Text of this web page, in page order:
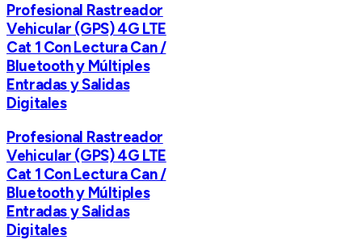
Profesional Rastreador
Vehicular (GPS) 4G LTE
Cat 1 Con Lectura Can /
Bluetooth y Múltiples
Entradas y Salidas
Digitales
Profesional Rastreador
Vehicular (GPS) 4G LTE
Cat 1 Con Lectura Can /
Bluetooth y Múltiples
Entradas y Salidas
Digitales